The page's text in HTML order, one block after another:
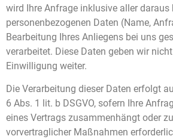
wird Ihre Anfrage inklusive aller daraus
personenbezogenen Daten (Name,
Bearbeitung Ihres Anliegens bei uns
verarbeitet. Diese Daten geben wir
Einwilligung weiter.
Die Verarbeitung dieser Daten erfolgt
6 Abs. 1 lit. b DSGVO, sofern Ihre
eines Vertrags zusammenhängt oder
vorvertraglicher Maßnahmen